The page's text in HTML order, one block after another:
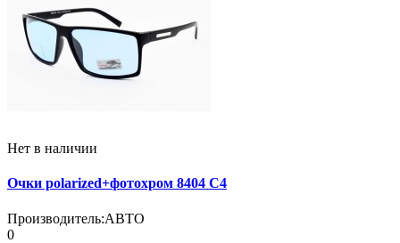
Нет в наличии
Очки polarized+фотохром 8404 C4
Производитель:АВТО
0